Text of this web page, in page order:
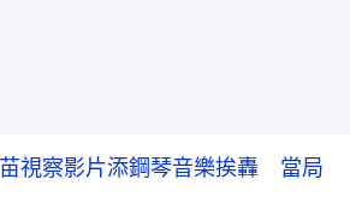
視察影片添鋼琴音樂挨轟 當局